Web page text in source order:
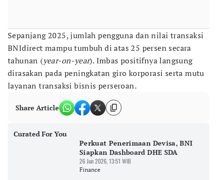
Sepanjang 2025, jumlah pengguna dan nilai transaksi
BNIdirect mampu tumbuh di atas 25 persen secara
tahunan (year-on-year). Imbas positifnya langsung
dirasakan pada peningkatan giro korporasi serta mutu
layanan transaksi bisnis perseroan.
Share Article
Curated For You
Perkuat Penerimaan Devisa, BNI
Siapkan Dashboard DHE SDA
26 Jun 2026, 13:51 WIB
Finance